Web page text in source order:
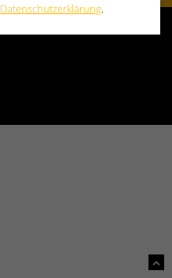
Datenschutzerklärung.
Up